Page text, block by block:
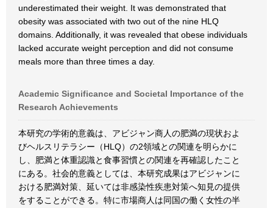
underestimated their weight. It was demonstrated that
obesity was associated with two out of the nine HLQ
domains. Additionally, it was revealed that obese individuals
lacked accurate weight perception and did not consume
meals more than three times a day.
Academic Significance and Societal Importance of the
Research Achievements
本研究の学術的意義は、アビジャン商人の肥満の現状およ
びヘルスリテラシー（HLQ）の2領域との関連を明らかに
し、肥満と体重認識と食事習慣との関連を再確認したこと
にある。社会的意義としては、本研究成果はアビジャンに
おける肥満対策、延いては非感染性疾患対策へ知見の提供
をすることができる。特に市場商人は同国の働く女性の半